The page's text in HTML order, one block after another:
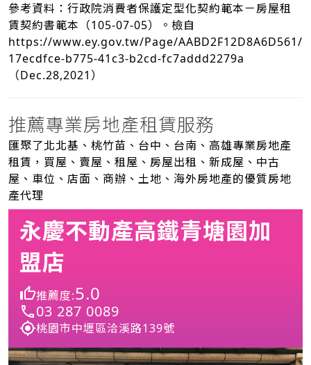
參考資料：行政院消費者保護定型化契約範本－房屋租
賃契約書範本（105-07-05）。檢自
https://www.ey.gov.tw/Page/AABD2F12D8A6D561/
17ecdfce-b775-41c3-b2cd-fc7addd2279a
（Dec.28,2021）
推薦專業房地產租賃服務
匯聚了北北基、桃竹苗、台中、台南、高雄專業房地產
租賃，買屋、賣屋、租屋、房屋出租、新成屋、中古
屋、車位、店面、商辦、土地、海外房地產的優質房地
產代理
永慶不動產高鐵青塘園加
盟店
推薦度:5.0
03 287 0089
桃園市中壢區洽溪路139號